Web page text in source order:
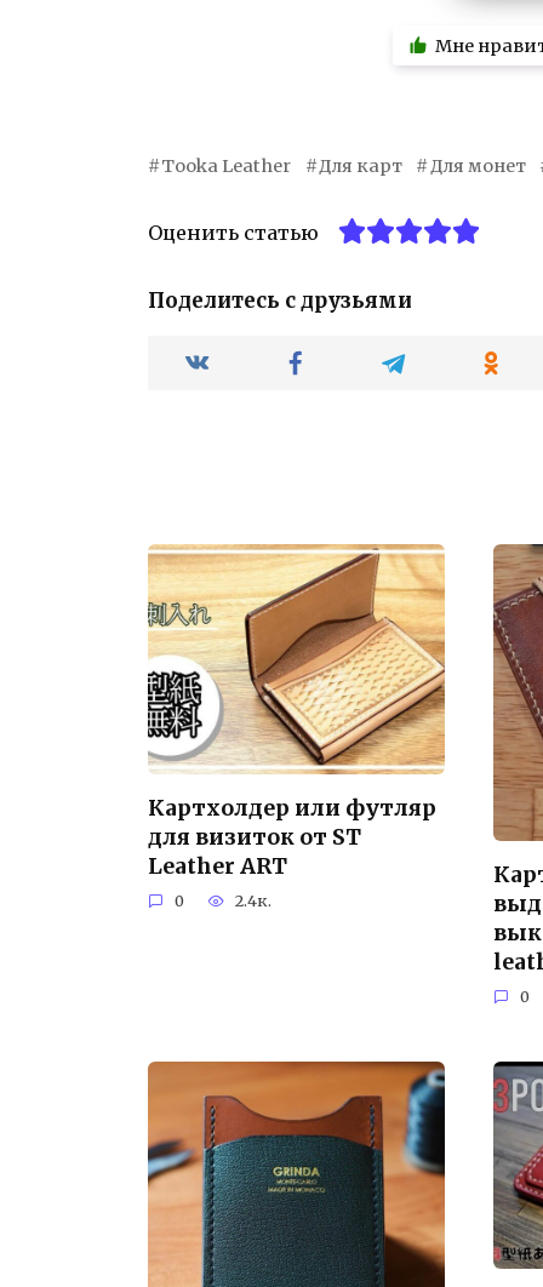
Мне
Tooka Leather Для карт Для монет
Оценить статью
Поделитесь с друзьями
Картхолдер или футляр
для визиток от ST
Leather ART
0 2.4к.
0